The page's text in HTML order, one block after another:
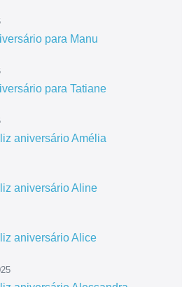
para Manu
para Tatiane
aniversário Amélia
aniversário Aline
aniversário Alice